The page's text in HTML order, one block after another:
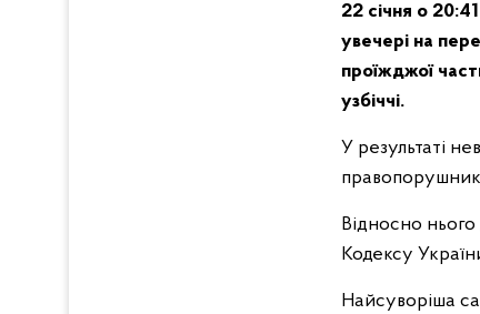
22 січня о
увечері на
проїжджої
узбіччі.
У результаті
Відносно нього
Кодексу
Найсуворіша